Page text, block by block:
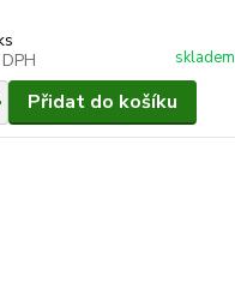
skladem
Přidat do košíku